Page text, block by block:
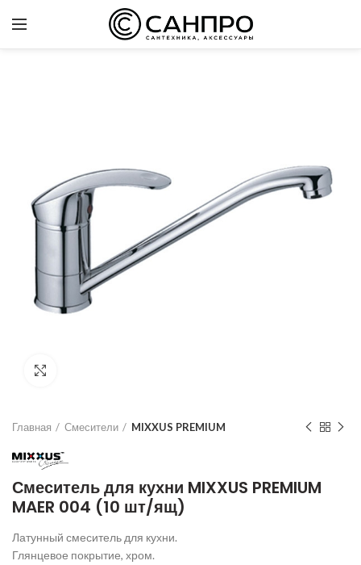
Главная Смесители MIXXUS PREMIUM
Смеситель для кухни MIXXUS PREMIUM
MAER 004 (10 шт/ящ)
Латунный смеситель для кухни.
Глянцевое покрытие, хром.